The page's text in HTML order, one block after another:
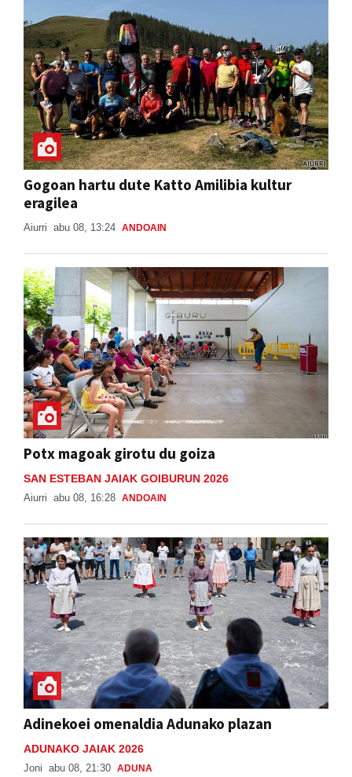
Gogoan hartu dute Katto Amilibia kultur
eragilea
Aiurri abu 08, 13:24 ANDOAIN
Potx magoak girotu du goiza
SAN ESTEBAN JAIAK GOIBURUN 2026
Aiurri abu 08, 16:28 ANDOAIN
Adinekoei omenaldia Adunako plazan
ADUNAKO JAIAK 2026
Joni abu 08, 21:30 ADUNA